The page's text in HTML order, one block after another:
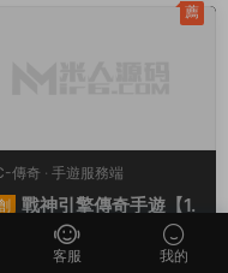
傳奇 · 手遊服務端
戰神引擎傳奇手遊【1.
野戰元素-白豬7.2免授
】Win一鍵服務端+安卓+
270 30
薦
客服 我的